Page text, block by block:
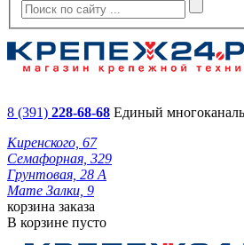
8 (391) 228-68-68 Единый
Киренского, 67
Семафорная, 329
Грунтовая, 28 А
Мате Залки, 9
корзина заказа
В корзине пусто